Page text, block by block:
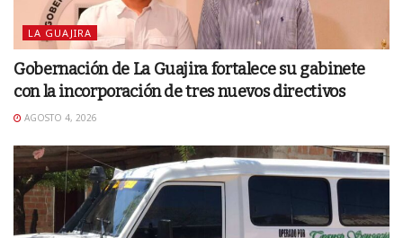
LA GUAJIRA
Gobernación de La Guajira fortalece su gabinete
con la incorporación de tres nuevos directivos
AGOSTO 4, 2026